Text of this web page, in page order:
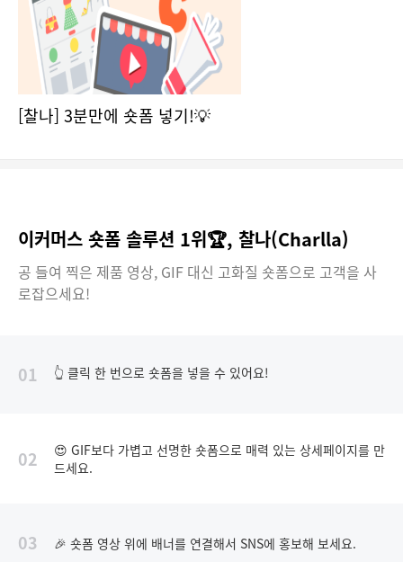
[찰나] 3분만에 숏폼 넣기!💡
이커머스 숏폼 솔루션 1위🏆, 찰나(Charlla)
공 들여 찍은 제품 영상, GIF 대신 고화질 숏폼으로 고객을 사
로잡으세요!
01 👆 클릭 한 번으로 숏폼을 넣을 수 있어요!
02
😍 GIF보다 가볍고 선명한 숏폼으로 매력 있는 상세페이지를 만
드세요.
03 🎉 숏폼 영상 위에 배너를 연결해서 SNS에 홍보해 보세요.